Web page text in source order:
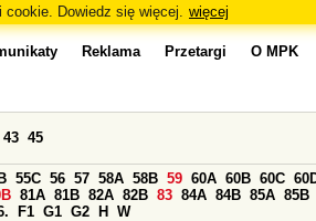
Dowiedz się więcej. więcej
Reklama Przetargi O MPK
43 45
55C 56 57 58A 58B 59 60A 60B 60C
81A 81B 82A 82B 83 84A 84B 85A 85B
F1 G1 G2 H W